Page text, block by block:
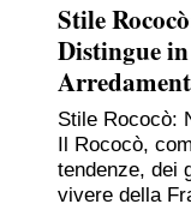
Stile
Distingue
Stile Rococò:
Il Rococò,
tendenze, dei
vivere della